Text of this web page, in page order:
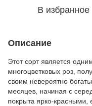
В избранное
Описание
Этот сорт является
многоцветковых роз,
своим невероятно
месяцев, начиная с
покрыта ярко-красными,